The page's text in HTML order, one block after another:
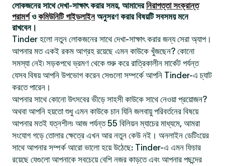
লোকজনের সাথে দেখা-সাক্ষাৎ করার সময়, আমাদেরনিরাপত্তা সংক্রান্ত
পরামর্শওকমিউনিটি গাইডলাইনঅনুসরণ করার বিষয়টি সবসময় মনে
রাখবেন।
Tinder হলো নতুন লোকজনের সাথে দেখা-সাক্ষাৎ করার জন্য সেরা অ্যাপ।
আপনার মত একই রকম আগ্রহ রয়েছে এমন কাউকে খুঁজছেন? কোনো
সমস্যা নেই৷ সড়কপথে ভ্রমণ থেকে শুরু করে রাত্রিকালীন মার্কেট পর্যন্ত
যেসব বিষয় আপনি উপভোগ করেন সেগুলো সম্পর্কে আপনি Tinder-এ চ্যাট
করতে পারেন।
আপনার সাথে কোনো উৎসবের ভীড়ে সাহসী কাউকে সাথে নেওয়া প্রয়োজন?
অথবা আপনি হয়তো শুধু এমন কাউকে চান যিনি জলবায়ু পরিবর্তনের বিষয়ে
আপনার মতই যত্নশীল৷ আজ পর্যন্ত 55 বিলিয়ন ম্যাচের মাধ্যমে, আমরা
সংযোগ গড়ে তোলার ক্ষেত্রে এখন আর নতুন কেউ নই। অনলাইন ডেটিংয়ের
সাথে আপনার সম্পর্ক আরো ভালো হয়ে উঠেছে: Tinder-এ এমন ফিচার
রয়েছে যেগুলো আপনাকে সবচেয়ে বেশি নজর কাড়তে এবং আপনার পছন্দের